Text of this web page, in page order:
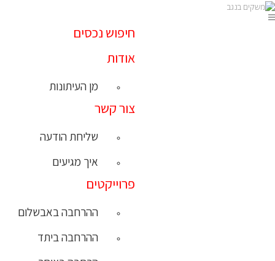
חיפוש נכסים
אודות
מן העיתונות
צור קשר
שליחת הודעה
איך מגיעים
פרוייקטים
ההרחבה באבשלום
ההרחבה ביתד